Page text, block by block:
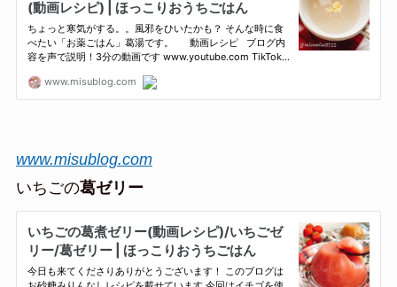
www.misublog.com
いちごの葛ゼリー